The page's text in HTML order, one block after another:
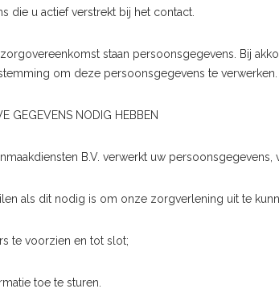
die u actief verstrekt bij het contact.
staan persoonsgegevens. Bij
om deze persoonsgegevens te verwerken.
GEGEVENS NODIG HEBBEN
B.V. verwerkt uw
als dit nodig is om onze zorgverlening uit te
te voorzien en tot slot;
toe te sturen.